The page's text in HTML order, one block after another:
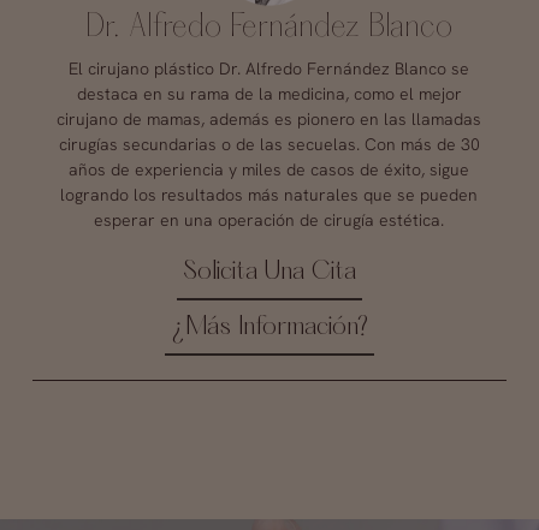
Dr. Alfredo Fernández Blanco
El cirujano plástico Dr. Alfredo Fernández Blanco se
destaca en su rama de la medicina, como el mejor
cirujano de mamas, además es pionero en las llamadas
cirugías secundarias o de las secuelas. Con más de 30
años de experiencia y miles de casos de éxito, sigue
logrando los resultados más naturales que se pueden
esperar en una operación de cirugía estética.
Solicita Una Cita
¿Más Información?